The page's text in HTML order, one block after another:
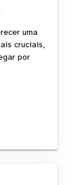
uma
cruciais,
por